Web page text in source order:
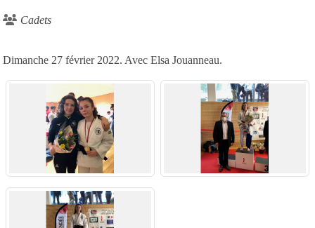
Cadets
Dimanche 27 février 2022. Avec Elsa Jouanneau.